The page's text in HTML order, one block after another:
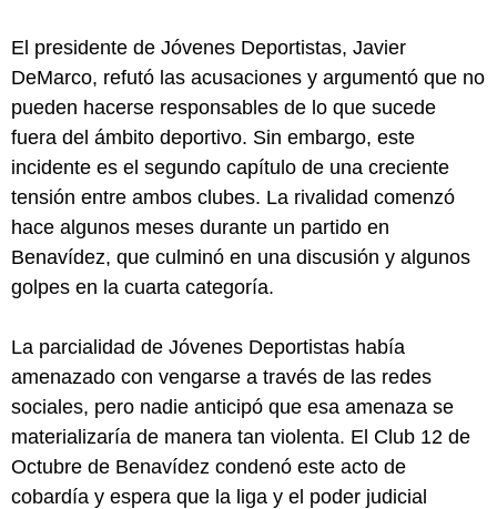
El presidente de Jóvenes Deportistas, Javier
DeMarco, refutó las acusaciones y argumentó que no
pueden hacerse responsables de lo que sucede
fuera del ámbito deportivo. Sin embargo, este
incidente es el segundo capítulo de una creciente
tensión entre ambos clubes. La rivalidad comenzó
hace algunos meses durante un partido en
Benavídez, que culminó en una discusión y algunos
golpes en la cuarta categoría.
La parcialidad de Jóvenes Deportistas había
amenazado con vengarse a través de las redes
sociales, pero nadie anticipó que esa amenaza se
materializaría de manera tan violenta. El Club 12 de
Octubre de Benavídez condenó este acto de
cobardía y espera que la liga y el poder judicial